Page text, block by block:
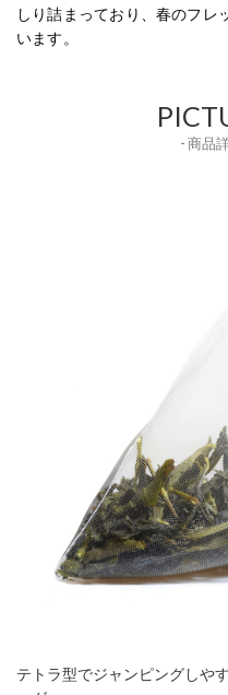
しり詰まっており、春のフレ
います。
- 商品
テトラ型でジャンピングしや